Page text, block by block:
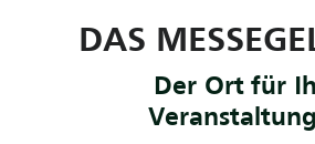
DAS
Der Ort für